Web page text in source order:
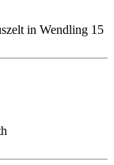
in Wendling 15